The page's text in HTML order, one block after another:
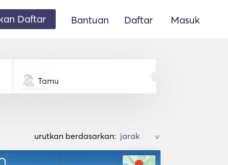
Daftar Bantuan Daftar Masuk
Tamu
urutkan berdasarkan: >